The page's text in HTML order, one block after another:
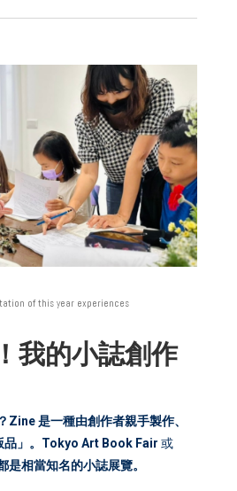
of this year experiences
我的小誌創作
Zine是一種由創作者親手製作、
」。 Tokyo Art Book Fair 或
是相當知名的小誌展覽。